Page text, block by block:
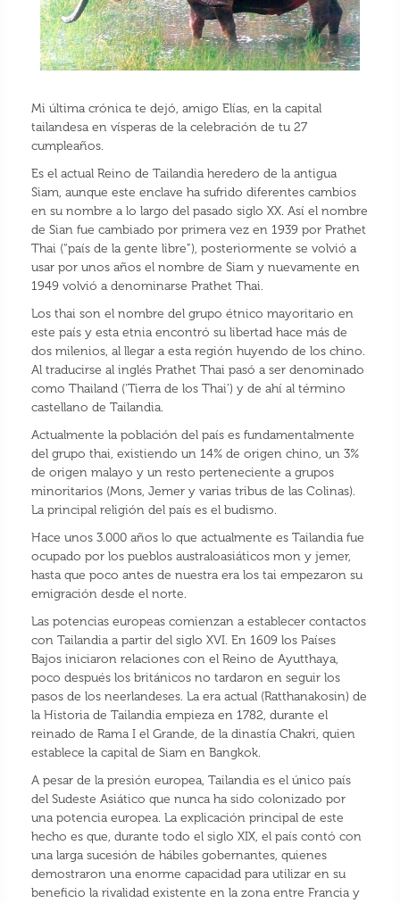
Mi última crónica te dejó, amigo Elías, en la capital
tailandesa en vísperas de la celebración de tu 27
cumpleaños.
Es el actual Reino de Tailandia heredero de la antigua
Siam, aunque este enclave ha sufrido diferentes cambios
en su nombre a lo largo del pasado siglo XX. Así el nombre
de Sian fue cambiado por primera vez en 1939 por Prathet
Thai (“país de la gente libre”), posteriormente se volvió a
usar por unos años el nombre de Siam y nuevamente en
1949 volvió a denominarse Prathet Thai.
Los thai son el nombre del grupo étnico mayoritario en
este país y esta etnia encontró su libertad hace más de
dos milenios, al llegar a esta región huyendo de los chino.
Al traducirse al inglés Prathet Thai pasó a ser denominado
como Thailand (‘Tierra de los Thai’) y de ahí al término
castellano de Tailandia. ​
Actualmente la población del país es fundamentalmente
del grupo thai, existiendo un 14% de origen chino, un 3%
de origen malayo y un resto perteneciente a grupos
minoritarios (Mons, Jemer y varias tribus de las Colinas).
La principal religión del país es el budismo.
Hace unos 3.000 años lo que actualmente es Tailandia fue
ocupado por los pueblos australoasiáticos mon y jemer,
hasta que poco antes de nuestra era los tai empezaron su
emigración desde el norte.
Las potencias europeas comienzan a establecer contactos
con Tailandia a partir del siglo XVI. En 1609 los Países
Bajos iniciaron relaciones con el Reino de Ayutthaya,
poco después los británicos no tardaron en seguir los
pasos de los neerlandeses. La era actual (Ratthanakosin) de
la Historia de Tailandia empieza en 1782, durante el
reinado de Rama I el Grande, de la dinastía Chakri, quien
establece la capital de Siam en Bangkok.
A pesar de la presión europea, Tailandia es el único país
del Sudeste Asiático que nunca ha sido colonizado por
una potencia europea. La explicación principal de este
hecho es que, durante todo el siglo XIX, el país contó con
una larga sucesión de hábiles gobernantes, quienes
demostraron una enorme capacidad para utilizar en su
beneficio la rivalidad existente en la zona entre Francia y